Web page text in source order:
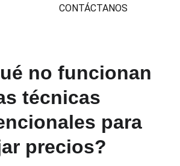
CONTÁCTANOS
no funcionan
técnicas
para
precios?